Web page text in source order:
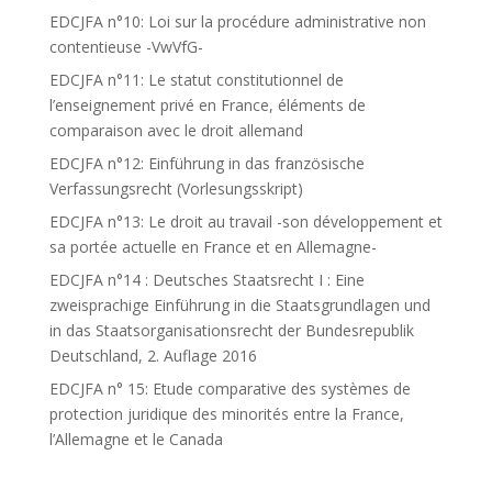
EDCJFA n°10: Loi sur la procédure administrative non
contentieuse -VwVfG-
EDCJFA n°11: Le statut constitutionnel de
l’enseignement privé en France, éléments de
comparaison avec le droit allemand
EDCJFA n°12: Einführung in das französische
Verfassungsrecht (Vorlesungsskript)
EDCJFA n°13: Le droit au travail -son développement et
sa portée actuelle en France et en Allemagne-
EDCJFA n°14 : Deutsches Staatsrecht I : Eine
zweisprachige Einführung in die Staatsgrundlagen und
in das Staatsorganisationsrecht der Bundesrepublik
Deutschland, 2. Auflage 2016
EDCJFA n° 15: Etude comparative des systèmes de
protection juridique des minorités entre la France,
l’Allemagne et le Canada